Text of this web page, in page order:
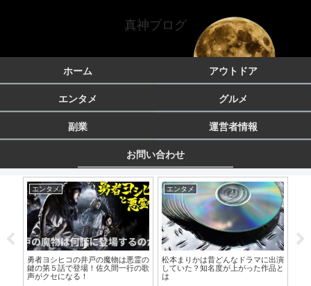
真神ブログ
ホーム アウトドア
エンタメ グルメ
副業 運営者情報
お問い合わせ
アウトドア
燻製で使うスモークウッドとスモー
クチップの使い方の違いって何？
エンタメ
勇者ヨシヒコと悪霊の鍵の有村架純
が可愛い！登場するのは第何話？